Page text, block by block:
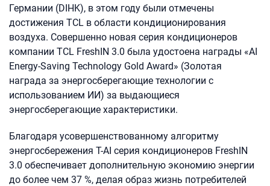
Германии (DIHK), в этом году были отмечены
достижения TCL в области кондиционирования
воздуха. Совершенно новая серия кондиционеров
компании TCL FreshIN 3.0 была удостоена награды «AI
Energy-Saving Technology Gold Award» (Золотая
награда за энергосберегающие технологии с
использованием ИИ) за выдающиеся
энергосберегающие характеристики.
Благодаря усовершенствованному алгоритму
энергосбережения T-AI серия кондиционеров FreshIN
3.0 обеспечивает дополнительную экономию энергии
до более чем 37 %, делая образ жизнь потребителей